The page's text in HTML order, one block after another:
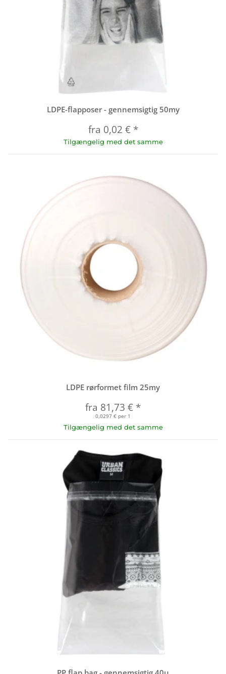
LDPE-flapposer - gennemsigtig 50my
fra 0,02 € *
Tilgængelig med det samme
LDPE rørformet film 25my
fra 81,73 € *
0,0297 € per 1
Tilgængelig med det samme